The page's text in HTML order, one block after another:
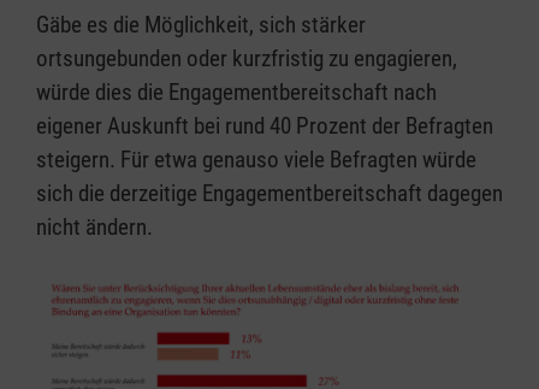
Gäbe es die Möglichkeit, sich stärker
ortsungebunden oder kurzfristig zu engagieren,
würde dies die Engagementbereitschaft nach
eigener Auskunft bei rund 40 Prozent der Befragten
steigern. Für etwa genauso viele Befragten würde
sich die derzeitige Engagementbereitschaft dagegen
nicht ändern.